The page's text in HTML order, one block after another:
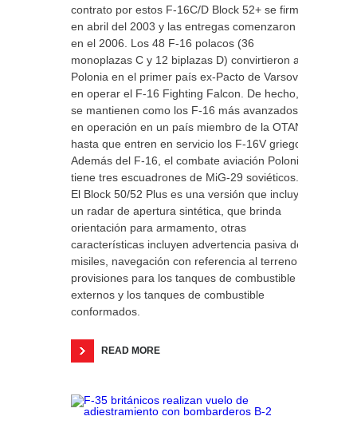
contrato por estos F-16C/D Block 52+ se firmó
en abril del 2003 y las entregas comenzaron
en el 2006. Los 48 F-16 polacos (36
monoplazas C y 12 biplazas D) convirtieron a
Polonia en el primer país ex-Pacto de Varsovia
en operar el F-16 Fighting Falcon. De hecho,
se mantienen como los F-16 más avanzados
en operación en un país miembro de la OTAN,
hasta que entren en servicio los F-16V griegos.
Además del F-16, el combate aviación Polonia
tiene tres escuadrones de MiG-29 soviéticos.
El Block 50/52 Plus es una versión que incluye
un radar de apertura sintética, que brinda
orientación para armamento, otras
características incluyen advertencia pasiva de
misiles, navegación con referencia al terreno y
provisiones para los tanques de combustible
externos y los tanques de combustible
conformados.
READ MORE